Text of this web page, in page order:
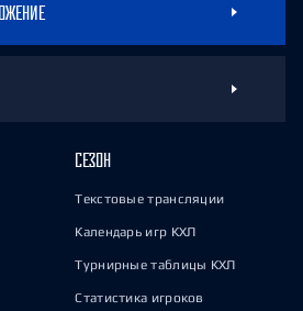
СЕЗОН
Текстовые трансляции
Календарь игр КХЛ
Турнирные таблицы КХЛ
Статистика игроков